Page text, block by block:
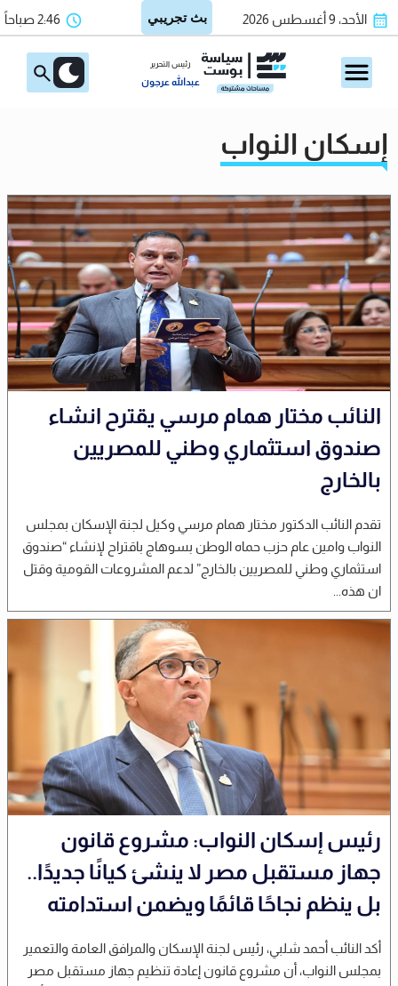
الأحد، 9 أغسطس 2026 2:46 صباحاً
رئيس التحرير
عبدالله عرجون
إسكان النواب
النائب مختار همام مرسي يقترح انشاء
صندوق استثماري وطني للمصريين
بالخارج
تقدم النائب الدكتور مختار همام مرسي وكيل لجنة الإسكان بمجلس
النواب وامين عام حزب حماه الوطن بسوهاج باقتراح لإنشاء “صندوق
استثماري وطني للمصريين بالخارج” لدعم المشروعات القومية وقتل
ان هذه...
رئيس إسكان النواب: مشروع قانون
جهاز مستقبل مصر لا ينشئ كيانًا جديدًا..
بل ينظم نجاحًا قائمًا ويضمن استدامته
أكد النائب أحمد شلبي، رئيس لجنة الإسكان والمرافق العامة والتعمير
بمجلس النواب، أن مشروع قانون إعادة تنظيم جهاز مستقبل مصر